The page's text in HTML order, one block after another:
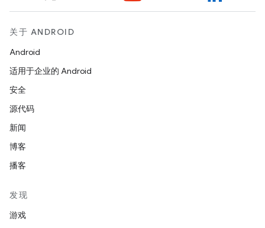
关于 ANDROID
Android
适用于企业的 Android
安全
源代码
新闻
博客
播客
发现
游戏